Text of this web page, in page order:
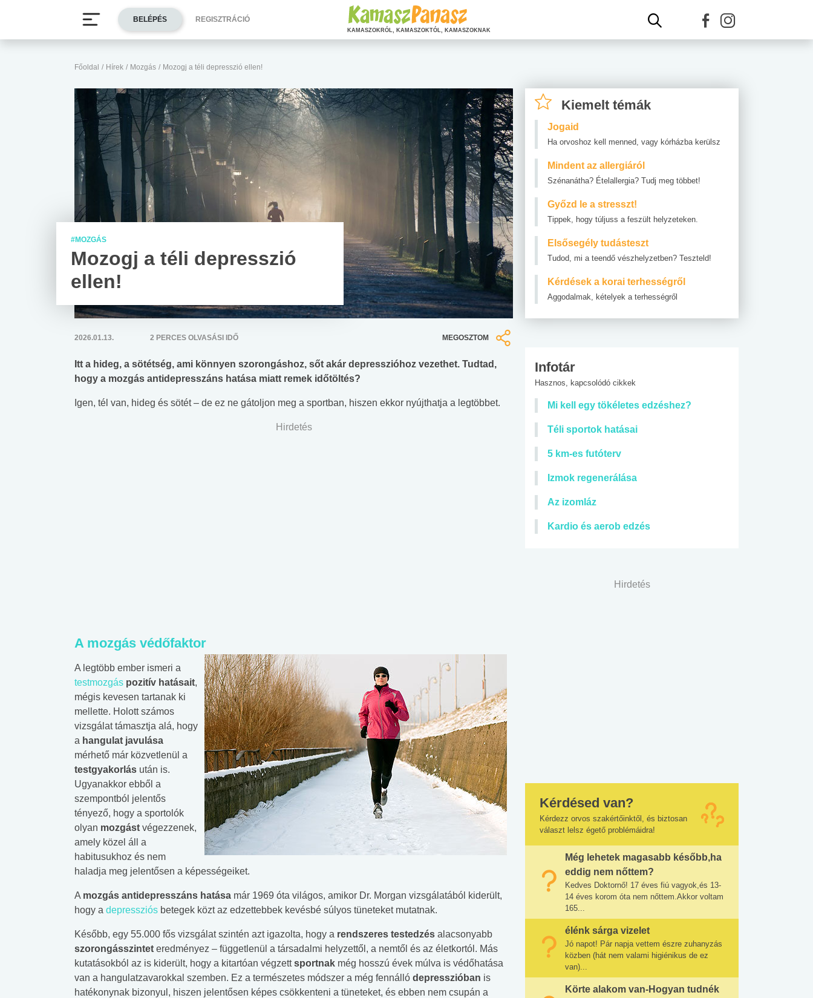
Főoldal / Hírek / Mozgás / Mozogj a téli depresszió ellen!
#MOZGÁS
Mozogj a téli depresszió
ellen!
2026.01.13. 2 PERCES OLVASÁSI IDŐ MEGOSZTOM
Itt a hideg, a sötétség, ami könnyen szorongáshoz, sőt akár depresszióhoz vezethet. Tudtad,
hogy a mozgás antidepresszáns hatása miatt remek időtöltés?
Igen, tél van, hideg és sötét – de ez ne gátoljon meg a sportban, hiszen ekkor nyújthatja a legtöbbet.
Hirdetés
A mozgás védőfaktor
A legtöbb ember ismeri a
testmozgás pozitív hatásait,
mégis kevesen tartanak ki
mellette. Holott számos
vizsgálat támasztja alá, hogy
a hangulat javulása
mérhető már közvetlenül a
testgyakorlás után is.
Ugyanakkor ebből a
szempontból jelentős
tényező, hogy a sportolók
olyan mozgást végezzenek,
amely közel áll a
habitusukhoz és nem
haladja meg jelentősen a képességeiket.
A mozgás antidepresszáns hatása már 1969 óta világos, amikor Dr. Morgan vizsgálatából kiderült,
hogy a depressziós betegek közt az edzettebbek kevésbé súlyos tüneteket mutatnak.
Később, egy 55.000 fős vizsgálat szintén azt igazolta, hogy a rendszeres testedzés alacsonyabb
szorongásszintet eredményez – függetlenül a társadalmi helyzettől, a nemtől és az életkortól. Más
kutatásokból az is kiderült, hogy a kitartóan végzettsportnak még hosszú évek múlva is védőhatása
van a hangulatzavarokkal szemben. Ez a természetes módszer a még fennálló depresszióban is
hatékonynak bizonyul, hiszen jelentősen képes csökkenteni a tüneteket, és ebben nem csupán a
Kiemelt témák
Jogaid
Ha orvoshoz kell menned, vagy kórházba kerülsz
Mindent az allergiáról
Szénanátha? Ételallergia? Tudj meg többet!
Győzd le a stresszt!
Tippek, hogy túljuss a feszült helyzeteken.
Elsősegély tudásteszt
Tudod, mi a teendő vészhelyzetben? Teszteld!
Kérdések a korai terhességről
Aggodalmak, kételyek a terhességről
Infotár
Hasznos, kapcsolódó cikkek
Mi kell egy tökéletes edzéshez?
Téli sportok hatásai
5 km-es futóterv
Izmok regenerálása
Az izomláz
Kardio és aerob edzés
Hirdetés
Kérdésed van?
Kérdezz orvos szakértőinktől, és biztosan
választ lelsz égető problémáidra!
Még lehetek magasabb később,ha
eddig nem nőttem?
Kedves Doktornő! 17 éves fiú vagyok,és 13-
14 éves korom óta nem nőttem.Akkor voltam
165...
élénk sárga vizelet
Jó napot! Pár napja vettem észre zuhanyzás
közben (hát nem valami higiénikus de ez
van)...
Körte alakom van-Hogyan tudnék
BELÉPÉS REGISZTRÁCIÓ
KAMASZOKRÓL, KAMASZOKTÓL, KAMASZOKNAK